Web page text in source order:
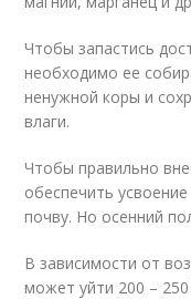
Чтобы запастись
необходимо ее
ненужной коры и
влаги.
Чтобы правильно
обеспечить
почву. Но осенний
В зависимости от
может уйти 200 –